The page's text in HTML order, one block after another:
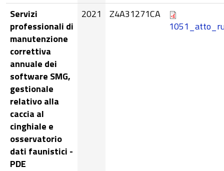
Servizi
professionali di
manutenzione
correttiva
annuale dei
software SMG,
gestionale
relativo alla
caccia al
cinghiale e
osservatorio
dati faunistici -
PDE
2021
Z4A31271CA